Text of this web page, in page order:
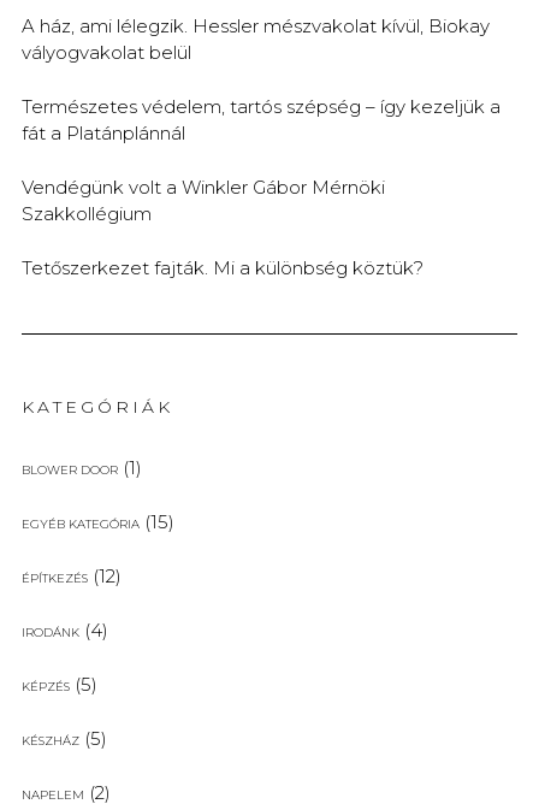
A ház, ami lélegzik. Hessler mészvakolat kívül, Biokay
vályogvakolat belül
Természetes védelem, tartós szépség – így kezeljük a
fát a Platánplánnál
Vendégünk volt a Winkler Gábor Mérnöki
Szakkollégium
Tetőszerkezet fajták. Mi a különbség köztük?
KATEGÓRIÁK
BLOWER DOOR(1)
EGYÉB KATEGÓRIA(15)
ÉPÍTKEZÉS(12)
IRODÁNK(4)
KÉPZÉS(5)
KÉSZHÁZ(5)
NAPELEM (2)